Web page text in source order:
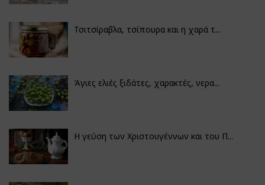
Τσιτσίραβλα, τσίπουρα και η χαρά τ...
Άγιες ελιές ξιδάτες, χαρακτές, νερα...
Η γεύση των Χριστουγέννων και του Π...